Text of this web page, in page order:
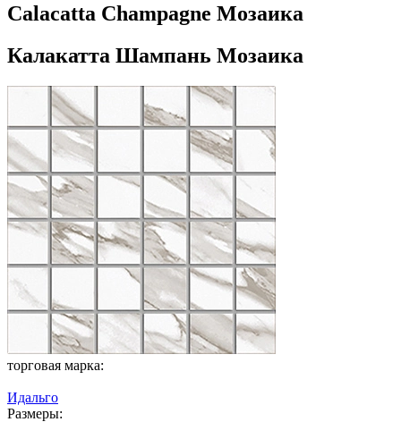
Calacatta Champagne Мозаика
Калакатта Шампань Мозаика
торговая марка:
Идальго
Размеры: